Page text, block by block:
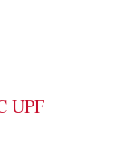
UPF